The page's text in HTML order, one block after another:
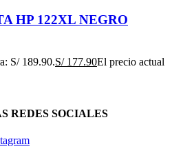
HP 122XL NEGRO
S/ 189.90.S/177.90El precio actual
REDES SOCIALES